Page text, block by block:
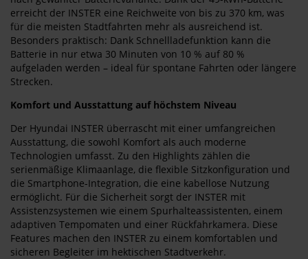
erreicht der INSTER eine Reichweite von bis zu 370 km, was
für die meisten Stadtfahrten mehr als ausreichend ist.
Besonders praktisch: Dank Schnellladefunktion kann die
Batterie in nur etwa 30 Minuten von 10 % auf 80 %
aufgeladen werden – ideal für spontane Fahrten oder längere
Strecken.
Komfort und Ausstattung auf höchstem Niveau
Der Hyundai INSTER überrascht mit einer umfangreichen
Ausstattung, die sowohl Komfort als auch moderne
Technologien umfasst. Zu den Highlights zählen die
serienmäßige Klimaanlage, die flexible Sitzkonfiguration und
die Smartphone-Integration, die eine kabellose Nutzung
ermöglicht. Für die Sicherheit sorgt der INSTER mit
Assistenzsystemen wie einem Spurhalteassistenten, einem
adaptiven Tempomaten und einer Rückfahrkamera. Diese
Features machen den INSTER zu einem komfortablen und
sicheren Begleiter im hektischen Stadtverkehr.